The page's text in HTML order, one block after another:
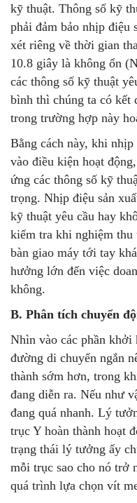
kỹ thuật. Thông số kỹ
phải đảm bảo nhịp điệu
xét riêng về thời gian
10.8 giây là không ổn
các thông số kỹ thuật
bình thì chúng ta có kết
trong trường hợp này
Bằng cách này, khi
vào điều kiện hoạt
ứng các thông số kỹ
trọng. Nhịp điệu sản
kỹ thuật yêu cầu hay
kiểm tra khi nghiệm
bàn giao máy tới tay
hưởng lớn đến việc
không.
B. Phân tích chuyển
Nhìn vào các phần
đường di chuyển ngắn
thành sớm hơn, trong
đang diễn ra. Nếu như
đang quá nhanh. Lý
trục Y hoàn thành hoạt
trạng thái lý tưởng ấy
mỗi trục sao cho nó trở
quá trình lựa chọn vít